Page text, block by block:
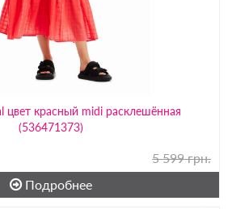
цвет красный midi расклешённая
(536471373)
5 599 грн.
Подробнее